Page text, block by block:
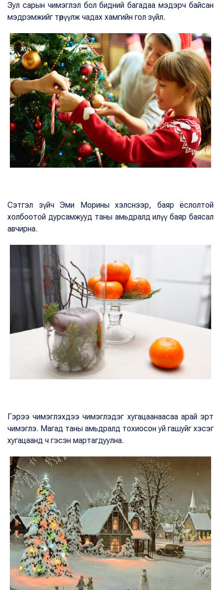
Зул сарын чимэглэл бол бидний багадаа мэдэрч байсан
мэдрэмжийг төрүүлж чадах хамгийн гол зүйл.
Сэтгэл зүйч Эми Морины хэлснээр, баяр ёслолтой
холбоотой дурсамжууд таны амьдралд илүү баяр баясал
авчирна.
Гэрээ чимэглэхдээ чимэглэдэг хугацаанаасаа арай эрт
чимэглэ. Магад таны амьдралд тохиосон уй гашуйг хэсэг
хугацаанд ч гэсэн мартагдуулна.